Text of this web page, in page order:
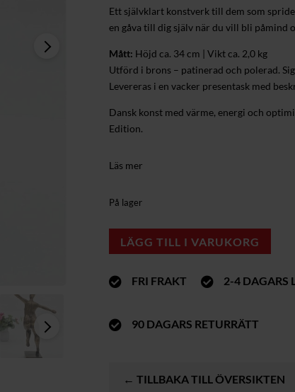
Ett självklart konstverk till dem som
en gåva till dig själv när du vill bli påmind
Mått: Höjd ca. 34 cm | Vikt ca. 2,0 kg
Utförd i brons – patinerad och polerad.
Levereras i en vacker presentask med
Dansk konst med värme, energi och
Edition.
Läs mer
På lager
LÄGG TILL I VARUKORG
 FRI FRAKT  2-4 DAGARS
 90 DAGARS RETURRÄTT
← TILLBAKA TILL ÖVERSIKTEN